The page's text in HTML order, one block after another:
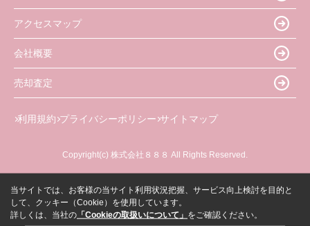
アクセスマップ
会社概要
売却査定
利用規約 プライバシーポリシー サイトマップ
Copyright(c) 株式会社８８８ All Rights Reserved.
当サイトでは、お客様の当サイト利用状況把握、サービス向上検討を目的と
して、クッキー（Cookie）を使用しています。
詳しくは、当社の 「Cookieの取扱いについて」 をご確認ください。